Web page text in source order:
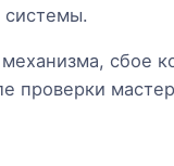
системы.
сбое
проверки